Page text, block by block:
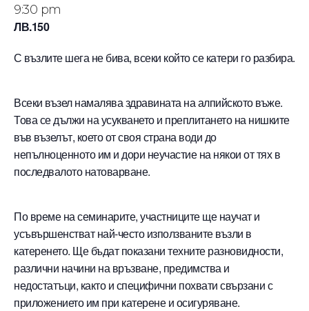
9:30 pm
ЛВ.150
С възлите шега не бива, всеки който се катери го разбира.
Всеки възел намалява здравината на алпийското въже.
Това се дължи на усукването и преплитането на нишките
във възелът, което от своя страна води до
непълноценното им и дори неучастие на някои от тях в
последвалото натоварване.
По време на семинарите, участниците ще научат и
усъвършенстват най-често използваните възли в
катеренето. Ще бъдат показани техните разновидности,
различни начини на връзване, предимства и
недостатъци, както и специфични похвати свързани с
приложението им при катерене и осигуряване.